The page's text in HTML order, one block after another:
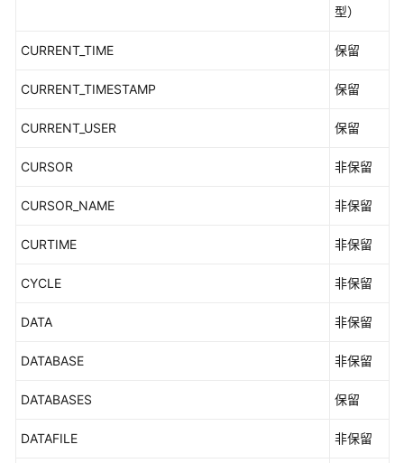
服
等
协
（SLA）
白
书
源
支
区
系
型）
CURRENT_TIME 保留
CURRENT_TIMESTAMP 保留
CURRENT_USER 保留
CURSOR 非保留
CURSOR_NAME 非保留
CURTIME 非保留
CYCLE 非保留
DATA 非保留
DATABASE 非保留
DATABASES 保留
DATAFILE 非保留